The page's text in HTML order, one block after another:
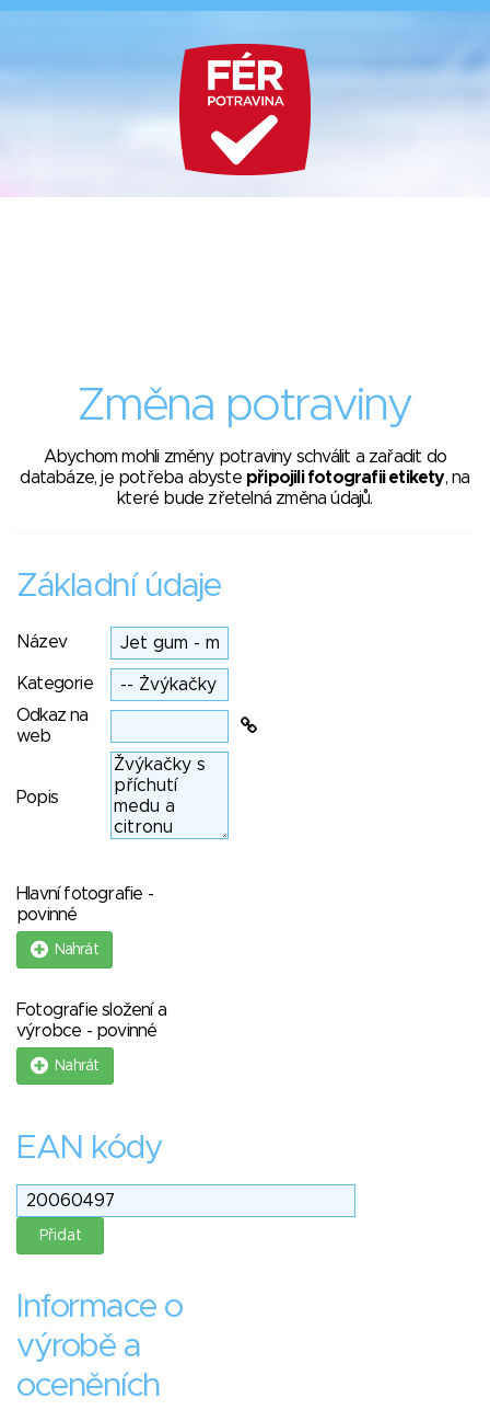
Změna potraviny
Abychom mohli změny potraviny schválit a zařadit do
databáze, je potřeba abyste připojili fotografii etikety, na
které bude zřetelná změna údajů.
Základní údaje
Název
Kategorie
Odkaz na
web
Popis
Hlavní fotografie -
povinné
Nahrát
Fotografie složení a
výrobce - povinné
Nahrát
EAN kódy
Informace o
výrobě a
oceněních